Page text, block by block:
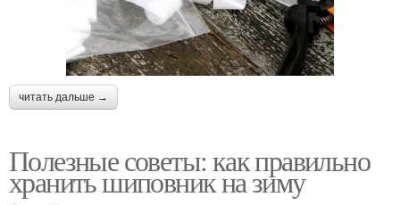
читать дальше →
Полезные советы: как правильно
хранить шиповник на зиму